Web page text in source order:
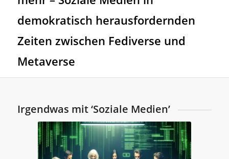
demokratisch herausfordernden
Zeiten zwischen Fediverse und
Metaverse
Irgendwas mit ‘Soziale Medien’